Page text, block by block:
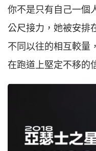
你不是只有自己一個
公尺接力，她被安排
不同以往的相互較量
在跑道上堅定不移的